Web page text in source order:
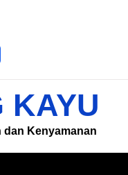
KAYU
dan Kenyamanan